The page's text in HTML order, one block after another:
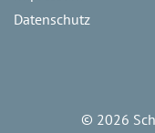
Datenschutz
© 2026